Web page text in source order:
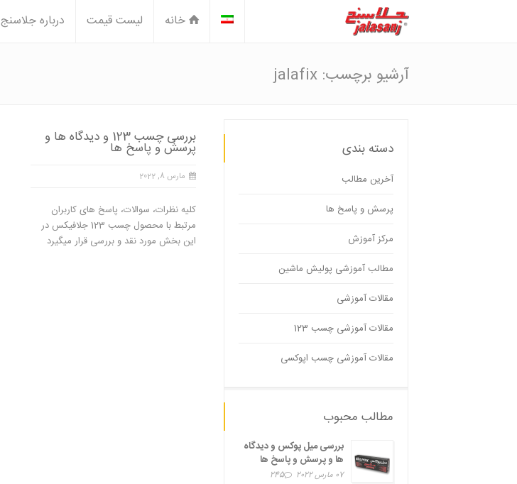
خانه لیست قیمت درباره جلاسنج
آرشیو برچسب: jalafix
بررسی چسب 123 و دیدگاه ها و
پرسش و پاسخ ها
مارس 8, 2022
کلیه نظرات، سوالات، پاسخ های کاربران
مرتبط با محصول چسب 123 جلافیکس در
این بخش مورد نقد و بررسی قرار میگیرد
دسته بندی
آخرین مطالب
پرسش و پاسخ ها
مرکز آموزش
مطالب آموزشی پولیش ماشین
مقالات آموزشی
مقالات آموزشی چسب 123
مقالات آموزشی چسب اپوکسی
مطالب محبوب
بررسی میل پوکس و دیدگاه
ها و پرسش و پاسخ ها
07 مارس 2022 245